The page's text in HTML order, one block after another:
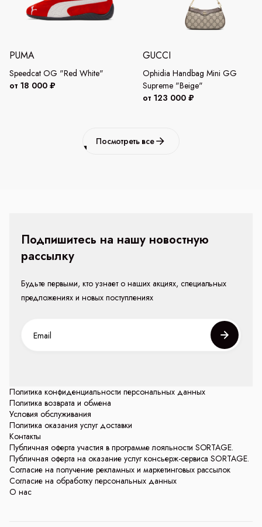
PUMA
Speedcat OG "Red White"
от 18 000 ₽
GUCCI
Ophidia Handbag Mini GG
Supreme "Beige"
от 123 000 ₽
Посмотреть все
Политика конфиденциальности персональных данных
Политика возврата и обмена
Условия обслуживания
Политика оказания услуг доставки
Контакты
Публичная оферта участия в программе лояльности SORTAGE.
Публичная оферта на оказание услуг консьерж-сервиса SORTAGE.
Согласие на получение рекламных и маркетинговых рассылок
Согласие на обработку персональных данных
О нас
Подпишитесь на нашу новостную
рассылку
Будьте первыми, кто узнает о наших акциях, специальных
предложениях и новых поступлениях